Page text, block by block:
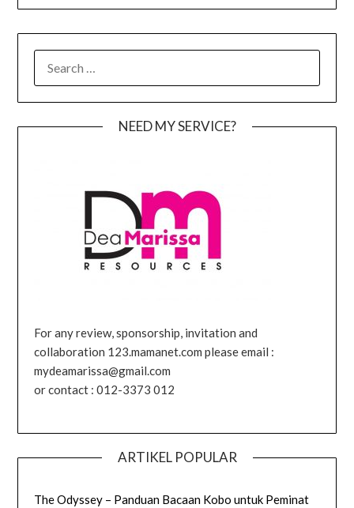
FOR:
NEED MY SERVICE?
For any review, sponsorship, invitation and
collaboration 123.mamanet.com please email :
mydeamarissa@gmail.com
or contact : 012-3373 012
ARTIKEL POPULAR
The Odyssey – Panduan Bacaan Kobo untuk Peminat